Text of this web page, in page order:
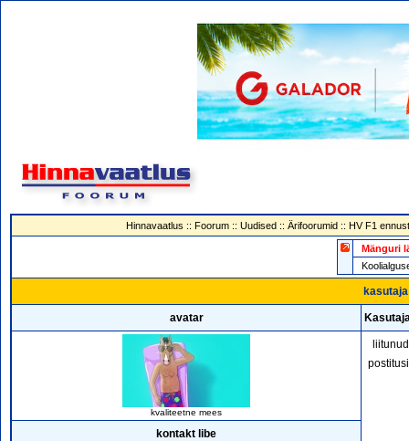
Hinnavaatlus :: Foorum:: Uudised:: Ärifoorumid:: HV F1
Mänguri
avatar
kvaliteetne mees
kontakt libe